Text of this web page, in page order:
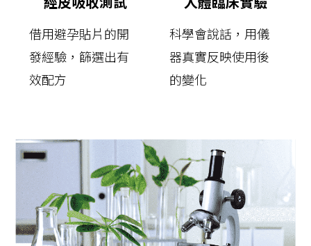
借用避孕貼片的開
發經驗，篩選出有
效配方
科學會說話，用儀
器真實反映使用後
的變化